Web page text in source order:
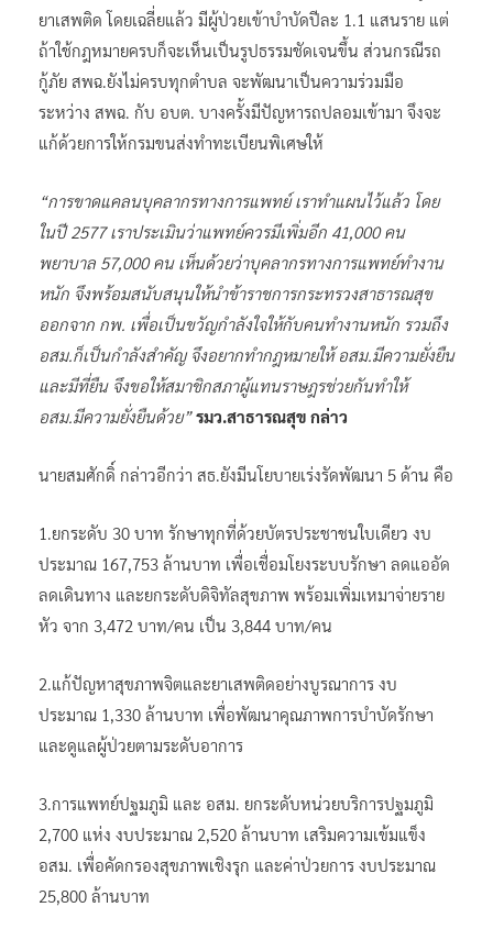
ยาเสพติด โดยเฉลี่ยแล้ว มีผู้ป่วยเข้าบำบัดปีละ 1.1 แสนราย แต่
ถ้าใช้กฎหมายครบก็จะเห็นเป็นรูปธรรมชัดเจนขึ้น ส่วนกรณีรถ
กู้ภัย สพฉ.ยังไม่ครบทุกตำบล จะพัฒนาเป็นความร่วมมือ
ระหว่าง สพฉ. กับ อบต. บางครั้งมีปัญหารถปลอมเข้ามา จึงจะ
แก้ด้วยการให้กรมขนส่งทำทะเบียนพิเศษให้
“การขาดแคลนบุคลากรทางการแพทย์ เราทำแผนไว้แล้ว โดย
ในปี 2577 เราประเมินว่าแพทย์ควรมีเพิ่มอีก 41,000 คน
พยาบาล 57,000 คน เห็นด้วยว่าบุคลากรทางการแพทย์ทำงาน
หนัก จึงพร้อมสนับสนุนให้นำข้าราชการกระทรวงสาธารณสุข
ออกจาก กพ. เพื่อเป็นขวัญกำลังใจให้กับคนทำงานหนัก รวมถึง
อสม.ก็เป็นกำลังสำคัญ จึงอยากทำกฎหมายให้ อสม.มีความยั่งยืน
และมีที่ยืน จึงขอให้สมาชิกสภาผู้แทนราษฎรช่วยกันทำให้
อสม.มีความยั่งยืนด้วย” รมว.สาธารณสุข กล่าว
นายสมศักดิ์ กล่าวอีกว่า สธ.ยังมีนโยบายเร่งรัดพัฒนา 5 ด้าน คือ
1.ยกระดับ 30 บาท รักษาทุกที่ด้วยบัตรประชาชนใบเดียว งบ
ประมาณ 167,753 ล้านบาท เพื่อเชื่อมโยงระบบรักษา ลดแออัด
ลดเดินทาง และยกระดับดิจิทัลสุขภาพ พร้อมเพิ่มเหมาจ่ายราย
หัว จาก 3,472 บาท/คน เป็น 3,844 บาท/คน
2.แก้ปัญหาสุขภาพจิตและยาเสพติดอย่างบูรณาการ งบ
ประมาณ 1,330 ล้านบาท เพื่อพัฒนาคุณภาพการบำบัดรักษา
และดูแลผู้ป่วยตามระดับอาการ
3.การแพทย์ปฐมภูมิ และ อสม. ยกระดับหน่วยบริการปฐมภูมิ
2,700 แห่ง งบประมาณ 2,520 ล้านบาท เสริมความเข้มแข็ง
อสม. เพื่อคัดกรองสุขภาพเชิงรุก และค่าป่วยการ งบประมาณ
25,800 ล้านบาท